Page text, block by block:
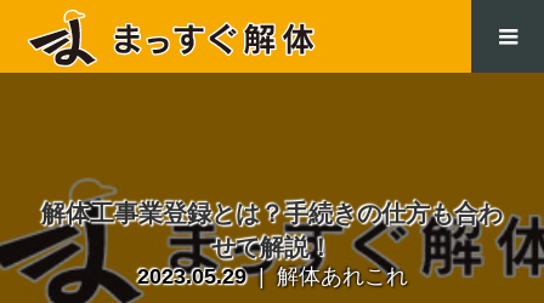
解体工事業登録とは？手続きの仕方も合わ
せて解説！
2023.05.29 解体あれこれ